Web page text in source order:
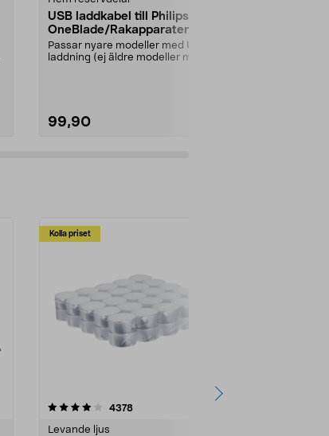
USB laddkabel till Philips
OneBlade/Rakapparater
Passar nyare modeller med USB-
laddning (ej äldre modeller med
99,90
Kolla priset
4378recensioner
Levande ljus
4.5av 5 stjärnor